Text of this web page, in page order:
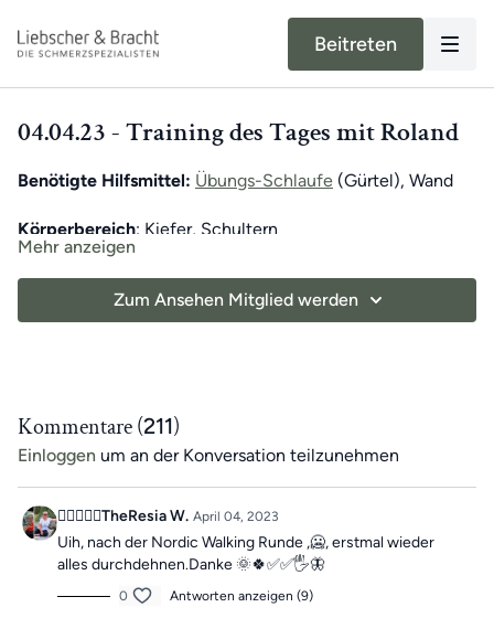
Beitreten
04.04.23 - Training des Tages mit Roland
Benötigte Hilfsmittel: Übungs-Schlaufe (Gürtel), Wand
Körperbereich: Kiefer, Schultern
Unser moderner Alltag schränkt unsere Bewegung stark
ein. Dadurch verkürzt ein Großteil unseres Muskel- und
Training des Tages .
Von Montag bis Samstag erwartet dichtäglichein neues
7-minütiges Übungsvideo.AlsWochen-Highlight
jeden Sonntagein 30-minütiges Training mit Roland. So
bleibst du motiviert!
Mehr anzeigen
Zum Ansehen Mitglied werden
Kommentare (211)
Einloggen um an der Konversation teilzunehmen
🚴‍♀️🧎🏼‍♀️TheResia W. April 04, 2023
Uih, nach der Nordic Walking Runde ,🥶, erstmal wieder
alles durchdehnen.Danke 🌞🍀✅️✅️🖐🦋
0 Antworten anzeigen (9)